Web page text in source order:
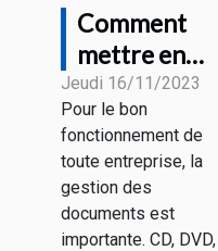
Comment
mettre en
place un
meilleur
système
d'archivage
électronique ?
Jeudi 16/11/2023
Pour le bon
fonctionnement de
toute entreprise, la
gestion des
documents est
importante. CD, DVD,